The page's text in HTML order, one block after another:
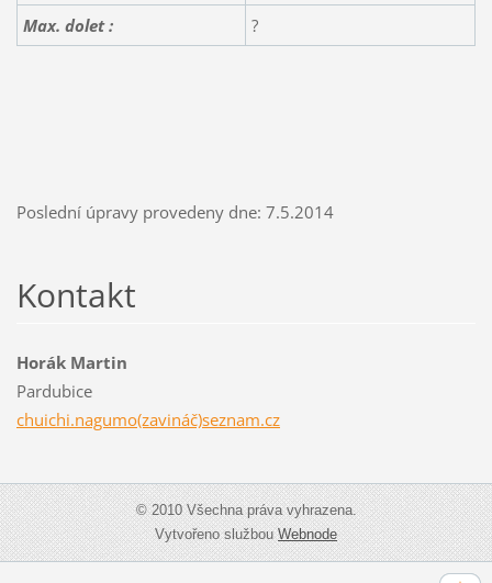
Max. dolet :
?
Poslední úpravy provedeny dne: 7.5.2014
Kontakt
Horák Martin
Pardubice
chuichi.nagumo(zavináč)seznam.cz
© 2010 Všechna práva vyhrazena.
Vytvořeno službouWebnode